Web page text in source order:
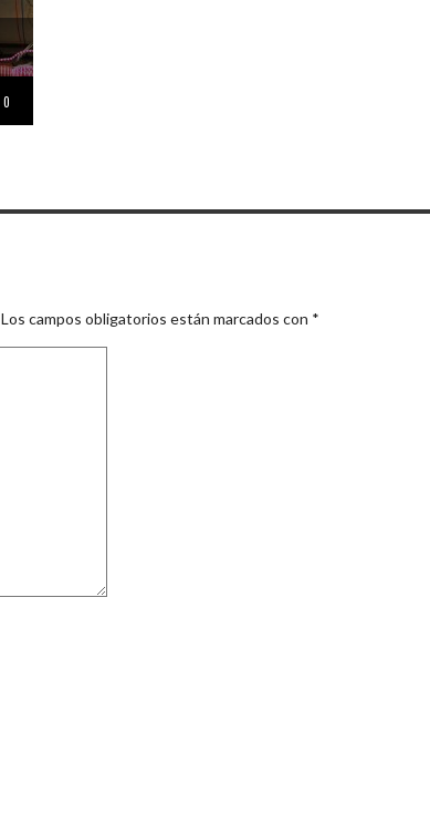
0
Los campos obligatorios están marcados con *